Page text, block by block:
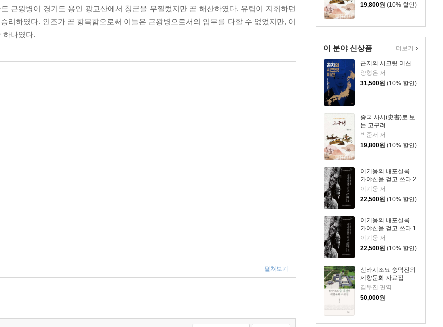
19,800원 (10% 할인)
이 분야 신상품
곤지의 시크릿 미션
양형은 저
31,500원 (10% 할인)
중국 사서(史書)로 보
는 고구려
박준서 저
19,800원 (10% 할인)
이기웅의 내포실록 :
가야산을 걷고 쓰다 2
이기웅 저
22,500원 (10% 할인)
이기웅의 내포실록 :
가야산을 걷고 쓰다 1
이기웅 저
22,500원 (10% 할인)
신라시조묘 숭덕전의
제향문화 자료집
김무진 편역
50,000원
더보기
근왕병이 경기도 용인 광교산에서 청군을 무찔렀지만 곧 해산하였다. 유림이 지휘하던
리하였다. 인조가 곧 항복함으로써 이들은 근왕병으로서의 임무를 다할 수 없었지만, 이
하나였다.
펼쳐보기